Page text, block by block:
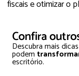
fiscais e otimizar o
Confira
Descubra mais
podem
escritório.